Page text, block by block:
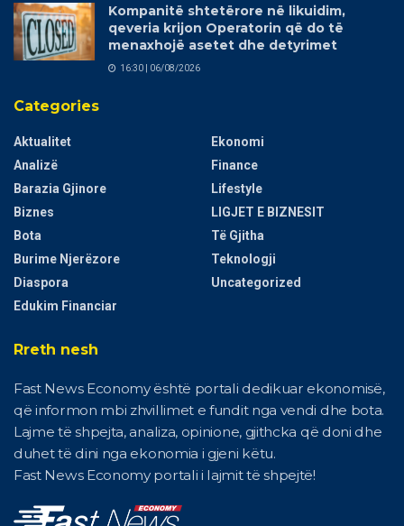
Kompanitë shtetërore në likuidim,
qeveria krijon Operatorin që do të
menaxhojë asetet dhe detyrimet
16:30 | 06/08/2026
Categories
Aktualitet
Analizë
Barazia Gjinore
Biznes
Bota
Burime Njerëzore
Diaspora
Edukim Financiar
Ekonomi
Finance
Lifestyle
LIGJET E BIZNESIT
Të Gjitha
Teknologji
Uncategorized
Rreth nesh
Fast News Economy është portali dedikuar ekonomisë,
që informon mbi zhvillimet e fundit nga vendi dhe bota.
Lajme të shpejta, analiza, opinione, gjithcka që doni dhe
duhet të dini nga ekonomia i gjeni këtu.
Fast News Economy portali i lajmit të shpejtë!